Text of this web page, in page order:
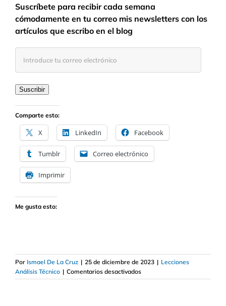
Suscríbete para recibir cada semana
cómodamente en tu correo mis newsletters con los
artículos que escribo en el blog
electrónico
Suscribir
Comparte esto:
X LinkedIn Facebook
Tumblr Correo electrónico
Imprimir
Me gusta esto:
Por Ismael De La Cruz | 25 de diciembre de 2023 | Lecciones
Análisis Técnico | Comentarios desactivadosen
Pivot